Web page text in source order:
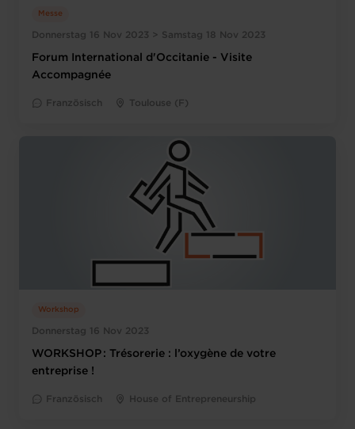
Donnerstag 16 Nov 2023 > Samstag 18 Nov 2023
Messe
Forum International d'Occitanie - Visite
Accompagnée
Französisch Toulouse (F)
Donnerstag 16 Nov 2023
Workshop
WORKSHOP : Trésorerie : l’oxygène de votre
entreprise !
Französisch House of Entrepreneurship